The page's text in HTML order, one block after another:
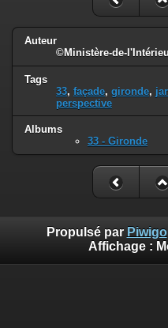
Auteur
©Ministère-de-
Tags
33, façade, gironde,
perspective
Albums
33 - Gironde
Propulsé par Piwigo
Affichage :